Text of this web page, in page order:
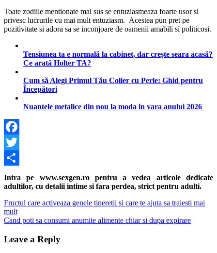
Toate zodiile mentionate mai sus se entuziasmeaza foarte usor si
privesc lucrurile cu mai mult entuziasm. Acestea pun pret pe
pozitivitate si adora sa se inconjoare de oamenii amabili si politicosi.
Tensiunea ta e normală la cabinet, dar crește seara acasă?
Ce arată Holter TA?
Cum să Alegi Primul Tău Colier cu Perle: Ghid pentru
Începători
Nuantele metalice din nou la moda in vara anului 2026
Facebook
Twitter
Share
Intra pe www.sexgen.ro pentru a vedea articole dedicate
adultilor, cu detalii intime si fara perdea, strict pentru adulti.
Navigare
în
Previous
Post:
Fructul care activeaza genele tineretii si care te ajuta sa traiesti mai
mult
Next
Cand poti sa consumi anumite alimente chiar si dupa expirare
Leave a Reply